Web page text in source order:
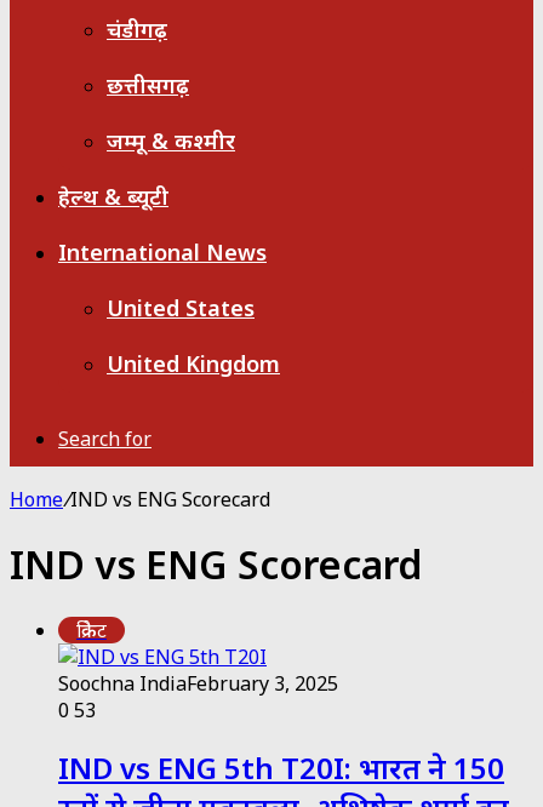
चंडीगढ़
छत्तीसगढ़
जम्मू & कश्मीर
हेल्थ & ब्यूटी
International News
United States
United Kingdom
Search for
Home/IND vs ENG Scorecard
IND vs ENG Scorecard
क्रिकेट
Soochna IndiaFebruary 3, 2025
053
IND vs ENG 5th T20I: भारत ने 150